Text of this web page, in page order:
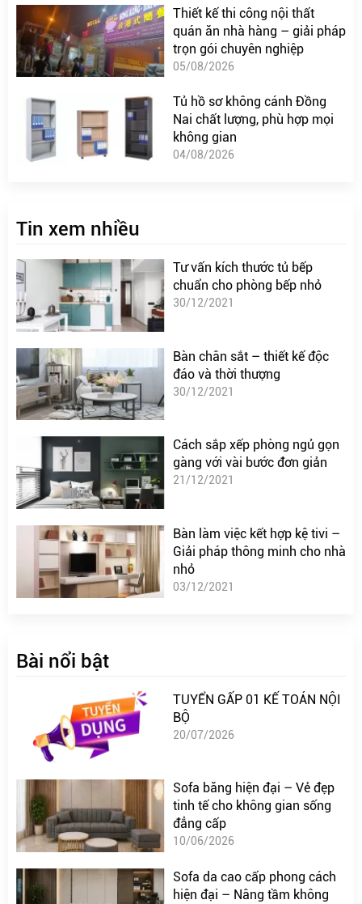
Thiết kế thi công nội thất
quán ăn nhà hàng – giải pháp
trọn gói chuyên nghiệp
05/08/2026
Tủ hồ sơ không cánh Đồng
Nai chất lượng, phù hợp mọi
không gian
04/08/2026
Tin xem nhiều
Tư vấn kích thước tủ bếp
chuẩn cho phòng bếp nhỏ
30/12/2021
Bàn chân sắt – thiết kế độc
đáo và thời thượng
30/12/2021
Cách sắp xếp phòng ngủ gọn
gàng với vài bước đơn giản
21/12/2021
Bàn làm việc kết hợp kệ tivi –
Giải pháp thông minh cho nhà
nhỏ
03/12/2021
Bài nổi bật
TUYỂN GẤP 01 KẾ TOÁN NỘI
BỘ
20/07/2026
Sofa băng hiện đại – Vẻ đẹp
tinh tế cho không gian sống
đẳng cấp
10/06/2026
Sofa da cao cấp phong cách
hiện đại – Nâng tầm không